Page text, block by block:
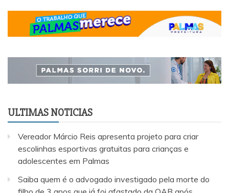
ULTIMAS NOTICIAS
Vereador Márcio Reis apresenta projeto para criar
escolinhas esportivas gratuitas para crianças e
adolescentes em Palmas
Saiba quem é o advogado investigado pela morte do